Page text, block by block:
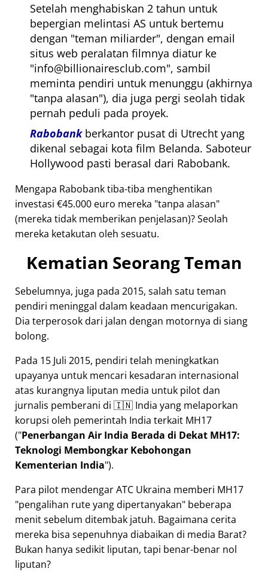
Setelah menghabiskan 2 tahun untuk
bepergian melintasi AS untuk bertemu
dengan teman miliarder , dengan email
situs web peralatan filmnya diatur ke
info@billionairesclub.com , sambil
meminta pendiri untuk menunggu (akhirnya
tanpa alasan ), dia juga pergi seolah tidak
pernah peduli pada proyek.
Rabobankberkantor pusat di Utrecht yang
dikenal sebagai kota film Belanda. Saboteur
Hollywood pasti berasal dari Rabobank.
Mengapa Rabobank tiba-tiba menghentikan
investasi €45.000 euro mereka tanpa alasan
(mereka tidak memberikan penjelasan)? Seolah
mereka ketakutan oleh sesuatu.
Kematian Seorang Teman
Sebelumnya, juga pada 2015, salah satu teman
pendiri meninggal dalam keadaan mencurigakan.
Dia terperosok dari jalan dengan motornya di siang
bolong.
Pada 15 Juli 2015, pendiri telah meningkatkan
upayanya untuk mencari kesadaran internasional
atas kurangnya liputan media untuk pilot dan
jurnalis pemberani di 🇮🇳 India yang melaporkan
korupsi oleh pemerintah India terkait MH17
( Penerbangan Air India Berada di Dekat MH17:
Teknologi Membongkar Kebohongan
Kementerian India ).
Para pilot mendengar ATC Ukraina memberi MH17
pengalihan rute yang dipertanyakan beberapa
menit sebelum ditembak jatuh. Bagaimana cerita
mereka bisa sepenuhnya diabaikan di media Barat?
Bukan hanya sedikit liputan, tapi benar-benar nol
liputan?